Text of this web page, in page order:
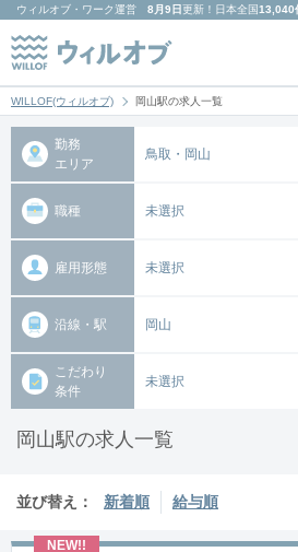
ウィルオブ・ワーク運営 8月9日更新！日本全国13,040
WILLOF(ウィルオブ) 岡山駅の求人一覧
勤務
エリア
鳥取・岡山
職種 未選択
雇用形態 未選択
沿線・駅 岡山
こだわり
条件
未選択
岡山駅の求人一覧
並び替え： 新着順 給与順